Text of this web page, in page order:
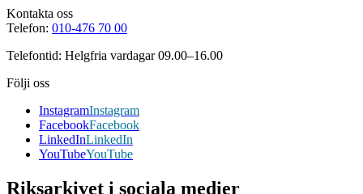
Kontakta oss
Telefon: 010-476 70 00
Telefontid: Helgfria vardagar 09.00–16.00
Följi oss
InstagramInstagram
FacebookFacebook
LinkedInLinkedIn
YouTubeYouTube
Riksarkivet i sociala medier